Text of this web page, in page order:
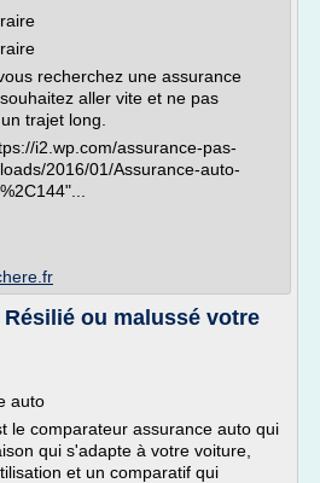
recherchez une assurance
aller vite et ne pas
trajet long.
i2.wp.com/assurance-pas-
2016/01/Assurance-auto-
ou malussé votre
auto
le comparateur assurance auto qui
qui s'adapte à votre voiture,
et un comparatif qui